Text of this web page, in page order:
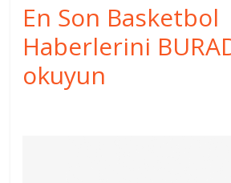
En Son Basketbol
Haberlerini
okuyun